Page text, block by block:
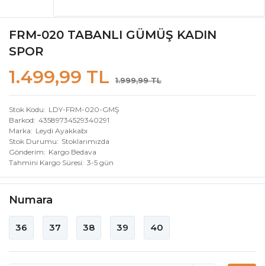
FRM-020 TABANLI GÜMÜŞ KADIN
SPOR
1.499,99 TL 1.999,99 TL
Stok Kodu
LDY-FRM-020-GMŞ
Barkod 43589734529340291
Marka
Leydi Ayakkabı
Stok Durumu
Stoklarımızda
Gönderim
Kargo Bedava
Tahmini Kargo Süresi 3-5 gün
Numara
36 37 38 39 40